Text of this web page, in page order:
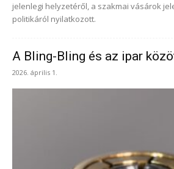
jelenlegi helyzetéről, a szakmai vásárok
politikáról nyilatkozott.
A Bling-Bling és az ipar
2026. április 1.